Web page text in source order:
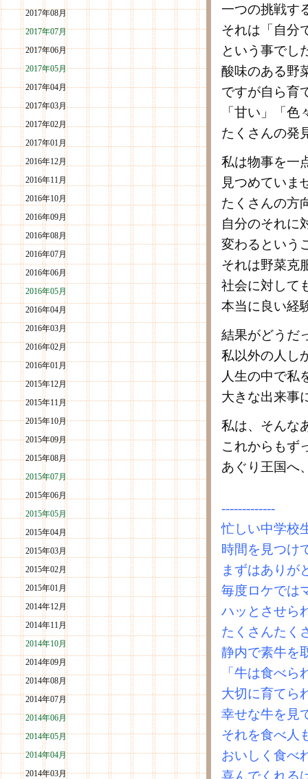
2017年08月
2017年07月
2017年06月
2017年05月
2017年04月
2017年03月
2017年02月
2017年01月
2016年12月
2016年11月
2016年10月
2016年09月
2016年08月
2016年07月
2016年06月
2016年05月
2016年04月
2016年03月
2016年02月
2016年01月
2015年12月
2015年11月
2015年10月
2015年09月
2015年08月
2015年07月
2015年06月
2015年05月
2015年04月
2015年03月
2015年02月
2015年01月
2014年12月
2014年11月
2014年10月
2014年09月
2014年08月
2014年07月
2014年06月
2014年05月
2014年04月
2014年03月
一つの挑戦す
それは「自分
という事でし
酸味のある野
ですが自ら育
「甘い」「
たくさんの発
私は物事を一
見つめていま
たくさんの方
自分のそれに
変わるという
それは野菜克
社会に対して
本当に良い経
結果がどうだ
私以外の人し
人生の中で私
大きな出来事
私は、そんな
これからもず
あぐり王国へ
-------------
忙しい中学校
時間を見つけ
まずはありが
毎度ロケでは
ハッとさせら
たくさんたく
静内で素牛を
「牛は食べ
大切に育てら
幸せな牛を見
それを食べ人
おいしく食べ
喜んでくれる